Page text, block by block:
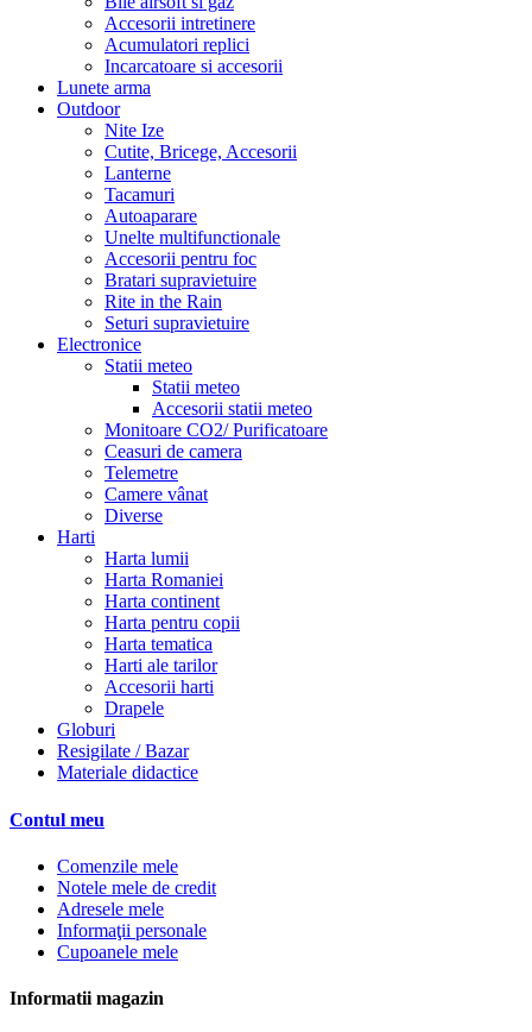
Accesorii intretinere
Acumulatori replici
Incarcatoare si accesorii
Lunete arma
Outdoor
Nite Ize
Cutite, Bricege, Accesorii
Lanterne
Tacamuri
Autoaparare
Unelte multifunctionale
Accesorii pentru foc
Bratari supravietuire
Rite in the Rain
Seturi supravietuire
Electronice
Statii meteo
Statii meteo
Accesorii statii meteo
Monitoare CO2/ Purificatoare
Ceasuri de camera
Telemetre
Camere vânat
Diverse
Harti
Harta lumii
Harta Romaniei
Harta continent
Harta pentru copii
Harta tematica
Harti ale tarilor
Accesorii harti
Drapele
Globuri
Resigilate / Bazar
Materiale didactice
Contul meu
Comenzile mele
Notele mele de credit
Adresele mele
Informaţii personale
Cupoanele mele
Informatii magazin